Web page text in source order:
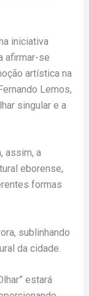
iniciativa
afirmar-se
artística na
Lemos,
singular e a
assim, a
eborense,
formas
sublinhando
da cidade.
estará